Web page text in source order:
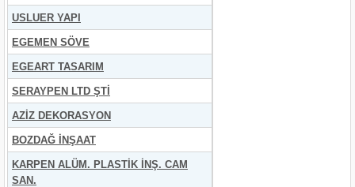
USLUER YAPI
EGEMEN SÖVE
EGEART TASARIM
SERAYPEN LTD ŞTİ
AZİZ DEKORASYON
BOZDAĞ İNŞAAT
KARPEN ALÜM. PLASTİK İNŞ. CAM
SAN.